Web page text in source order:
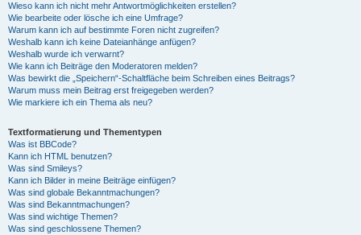
Wieso kann ich nicht mehr Antwortmöglichkeiten erstellen?
Wie bearbeite oder lösche ich eine Umfrage?
Warum kann ich auf bestimmte Foren nicht zugreifen?
Weshalb kann ich keine Dateianhänge anfügen?
Weshalb wurde ich verwarnt?
Wie kann ich Beiträge den Moderatoren melden?
Was bewirkt die „Speichern“-Schaltfläche beim Schreiben eines Beitrags?
Warum muss mein Beitrag erst freigegeben werden?
Wie markiere ich ein Thema als neu?
Textformatierung und Thementypen
Was ist BBCode?
Kann ich HTML benutzen?
Was sind Smileys?
Kann ich Bilder in meine Beiträge einfügen?
Was sind globale Bekanntmachungen?
Was sind Bekanntmachungen?
Was sind wichtige Themen?
Was sind geschlossene Themen?